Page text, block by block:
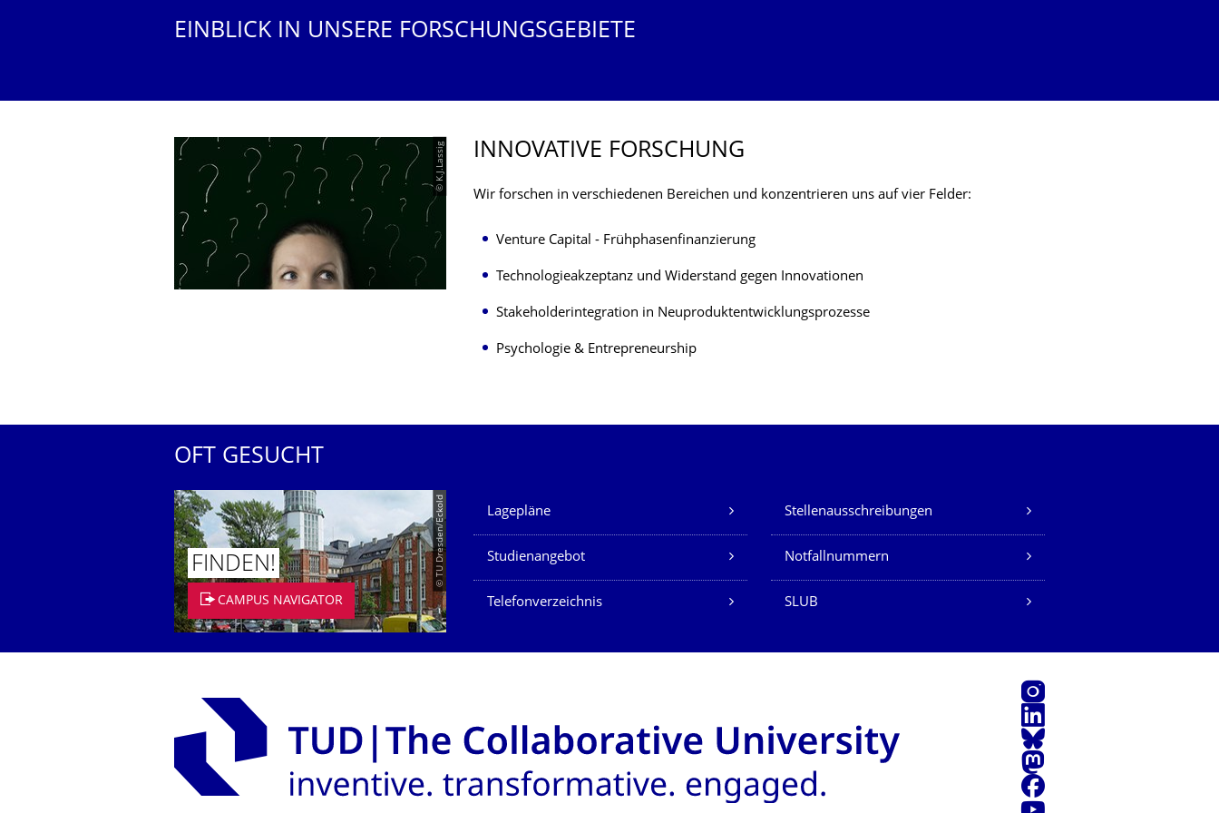
EINBLICK IN UNSERE FORSCHUNGSGEBIETE
© K.J.Lassig INNOVATIVE FORSCHUNG
Wir forschen in verschiedenen Bereichen und konzentrieren uns auf vier Felder:
Venture Capital - Frühphasenfinanzierung
Technologieakzeptanz und Widerstand gegen Innovationen
Stakeholderintegration in Neuproduktentwicklungsprozesse
Psychologie & Entrepreneurship
OFT GESUCHT
© TU Dresden/Eckold
FINDEN!
CAMPUS NAVIGATOR
Unsere Dienste
Lagepläne Stellenausschreibungen
Studienangebot Notfallnummern
Telefonverzeichnis SLUB
Instagram
LinkedIn
Bluesky
Mastodon
Facebook
Youtube